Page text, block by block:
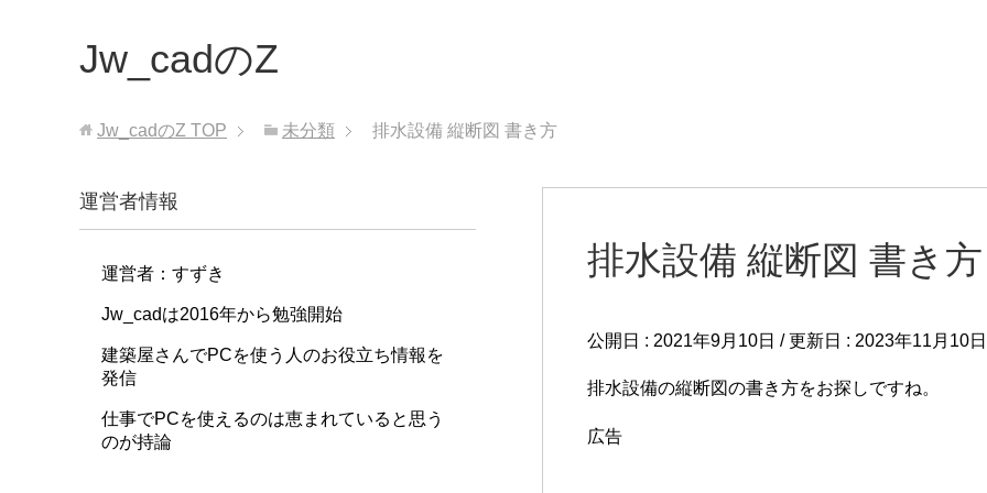
Jw_cadのZ
Jw_cadのZ TOP 未分類 排水設備 縦断図 書き方
排水設備 縦断図 書き方
公開日 : 2021年9月10日 / 更新日 : 2023年11月10日
排水設備の縦断図の書き方をお探しですね。
広告
運営者情報
運営者：すずき
Jw_cadは2016年から勉強開始
建築屋さんでPCを使う人のお役立ち情報を
発信
仕事でPCを使えるのは恵まれていると思う
のが持論